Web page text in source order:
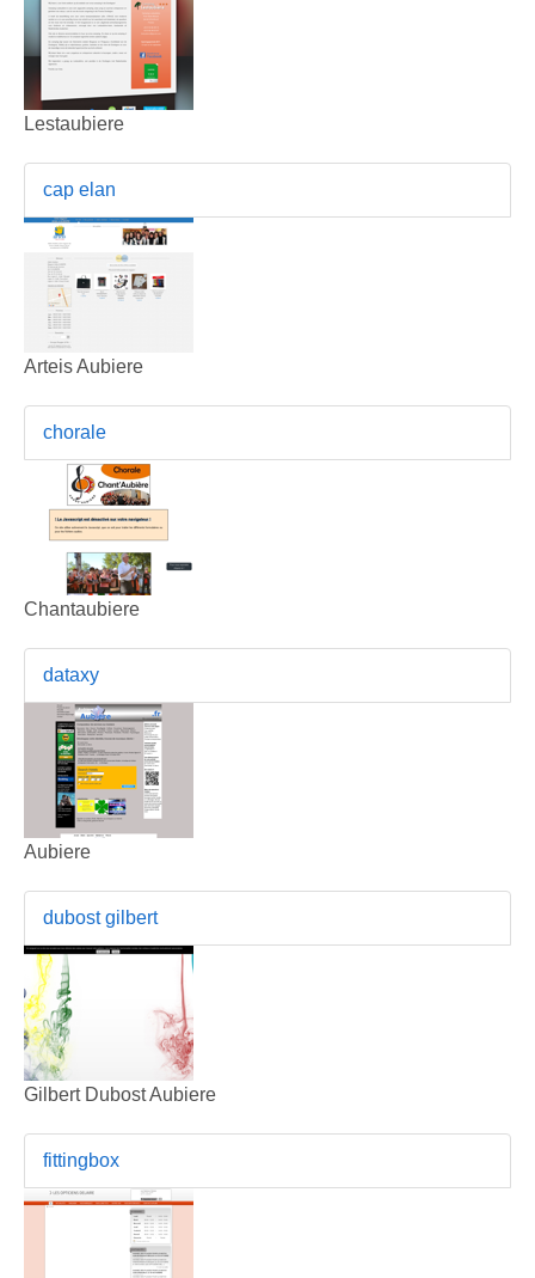
Lestaubiere
cap elan
Arteis Aubiere
chorale
Chantaubiere
dataxy
Aubiere
dubost gilbert
Gilbert Dubost Aubiere
fittingbox